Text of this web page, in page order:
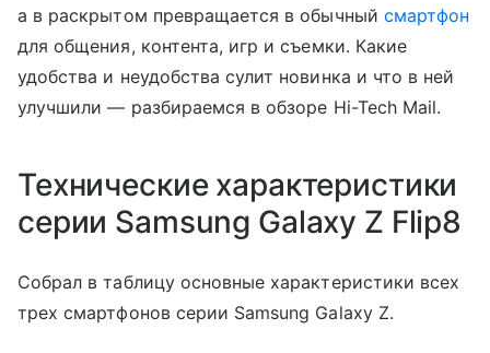
а в раскрытом превращается в обычный смартфон
для общения, контента, игр и съемки. Какие
удобства и неудобства сулит новинка и что в ней
улучшили — разбираемся в обзоре Hi-Tech Mail.
Технические характеристики
серии Samsung Galaxy Z Flip8
Собрал в таблицу основные характеристики всех
трех смартфонов серии Samsung Galaxy Z.